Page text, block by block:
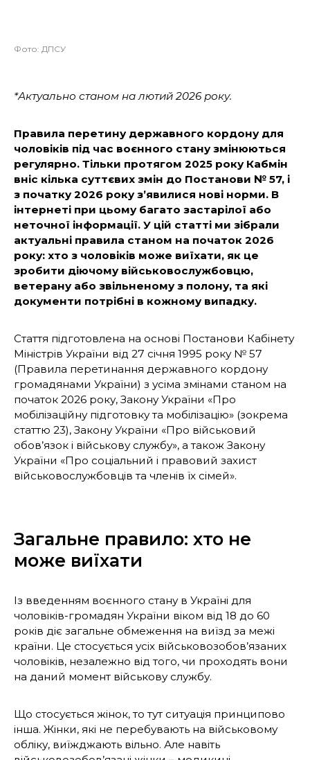
Фото: ДПСУ
*Актуально станом на лютий 2026 року.
Правила перетину державного кордону для
чоловіків під час воєнного стану змінюються
регулярно. Тільки протягом 2025 року Кабмін
вніс кілька суттєвих змін до Постанови № 57, і
з початку 2026 року з’явилися нові норми. В
інтернеті при цьому багато застарілої або
неточної інформації. У цій статті ми зібрали
актуальні правила станом на початок 2026
року: хто з чоловіків може виїхати, як це
зробити діючому військовослужбовцю,
ветерану або звільненому з полону, та які
документи потрібні в кожному випадку.
Стаття підготовлена на основі Постанови Кабінету
Міністрів України від 27 січня 1995 року № 57
(Правила перетинання державного кордону
громадянами України) з усіма змінами станом на
початок 2026 року, Закону України «Про
мобілізаційну підготовку та мобілізацію» (зокрема
статтю 23), Закону України «Про військовий
обов’язок і військову службу», а також Закону
України «Про соціальний і правовий захист
військовослужбовців та членів їх сімей».
Загальне правило: хто не
може виїхати
Із введенням воєнного стану в Україні для
чоловіків-громадян України віком від 18 до 60
років діє загальне обмеження на виїзд за межі
країни. Це стосується усіх військовозобов’язаних
чоловіків, незалежно від того, чи проходять вони
на даний момент військову службу.
Що стосується жінок, то тут ситуація принципово
інша. Жінки, які не перебувають на військовому
обліку, виїжджають вільно. Але навіть